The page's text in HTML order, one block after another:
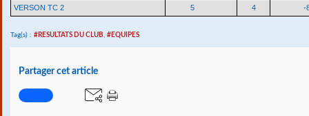
VERSON TC 2 5 4 -
Tag(s) : #RESULTATS DU CLUB, #EQUIPES
Partager cet article